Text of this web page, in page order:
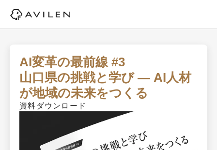
AI変革の最前線 #3
山口県の挑戦と学び ― AI人材
が地域の未来をつくる
資料ダウンロード